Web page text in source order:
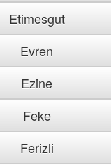
Etimesgut
Evren
Ezine
Feke
Ferizli